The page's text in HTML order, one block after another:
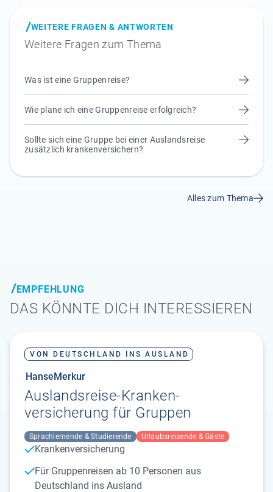
WEITERE FRAGEN & ANTWORTEN
Weitere Fragen zum Thema
Was ist eine Gruppenreise?
Wie plane ich eine Gruppenreise erfolgreich?
Sollte sich eine Gruppe bei einer Auslandsreise
zusätzlich krankenversichern?
Alles zum Thema
EMPFEHLUNG
DAS KÖNNTE DICH INTERESSIEREN
VON DEUTSCHLAND INS AUSLAND
HanseMerkur
Auslandsreise-Kranken­
versicherung für Gruppen
Sprachlernende & Studierende Urlaubsreisende & Gäste
Krankenversicherung
Für Gruppenreisen ab 10 Personen aus
Deutschland ins Ausland